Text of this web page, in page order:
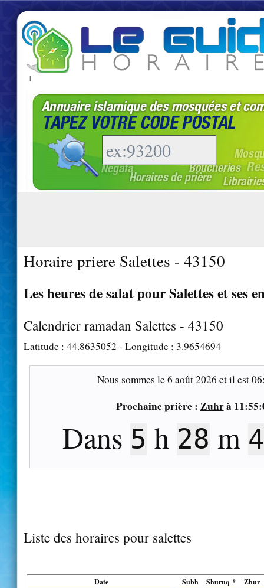
|
Horaire priere Salettes - 43150
Les heures de salat pour Salettes et ses
Calendrier ramadan Salettes - 43150
Latitude : 44.8635052 - Longitude : 3.9654694
Nous sommes le6 août 2026 et il est
Prochaine prière : Zuhrà
Dans 5 h 28 m
Liste des horaires pour salettes
Date Subh Shuruq * Zhur